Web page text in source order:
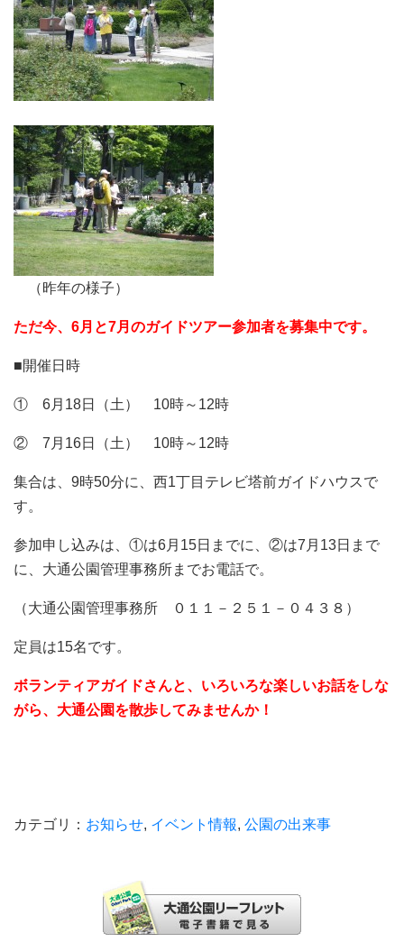
（昨年の様子）
ただ今、6月と7月のガイドツアー参加者を募集中です。
■開催日時
① 6月18日（土） 10時～12時
② 7月16日（土） 10時～12時
集合は、9時50分に、西1丁目テレビ塔前ガイドハウスで
す。
参加申し込みは、①は6月15日までに、②は7月13日まで
に、大通公園管理事務所までお電話で。
（大通公園管理事務所 ０１１－２５１－０４３８）
定員は15名です。
ボランティアガイドさんと、いろいろな楽しいお話をしな
がら、大通公園を散歩してみませんか！
カテゴリ： お知らせ, イベント情報, 公園の出来事